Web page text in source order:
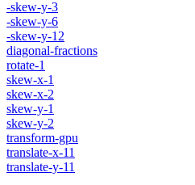
-skew-y-3
-skew-y-6
-skew-y-12
diagonal-fractions
rotate-1
skew-x-1
skew-x-2
skew-y-1
skew-y-2
transform-gpu
translate-x-11
translate-y-11